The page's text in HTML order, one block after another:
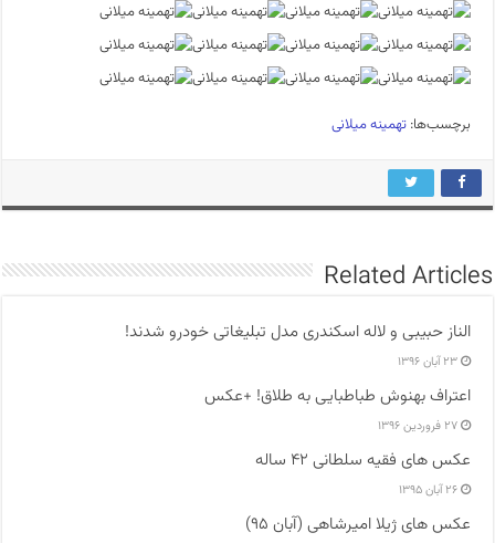
برچسب‌ها:تهمینه میلانی
Related Articles
الناز حبیبی و لاله اسکندری مدل تبلیغاتی خودرو شدند!
۲۳ آبان ۱۳۹۶
اعتراف بهنوش طباطبایی به طلاق! +عکس
۲۷ فروردین ۱۳۹۶
عکس های فقیه سلطانی ۴۲ ساله
۲۶ آبان ۱۳۹۵
عکس های ژیلا امیرشاهی (آبان ۹۵)